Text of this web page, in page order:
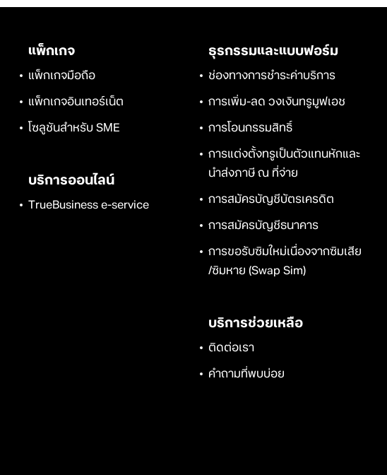
แพ็กเกจ
แพ็กเกจมือถือ
แพ็กเกจอินเทอร์เน็ต
โซลูชันสำหรับ SME
บริการออนไลน์
TrueBusiness e-service
ธุรกรรมและแบบฟอร์ม
ช่องทางการชำระค่าบริการ
การเพิ่ม-ลด วงเงินทรูมูฟเอช
การโอนกรรมสิทธิ์
การแต่งตั้งทรูเป็นตัวแทนหักและ
นำส่งภาษี ณ ที่จ่าย
การสมัครบัญชีบัตรเครดิต
การสมัครบัญชีธนาคาร
การขอรับซิมใหม่เนื่องจากซิมเสีย
/ซิมหาย (Swap Sim)
บริการช่วยเหลือ
ติดต่อเรา
คำถามที่พบบ่อย